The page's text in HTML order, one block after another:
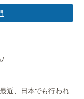
近、日本でも行われ